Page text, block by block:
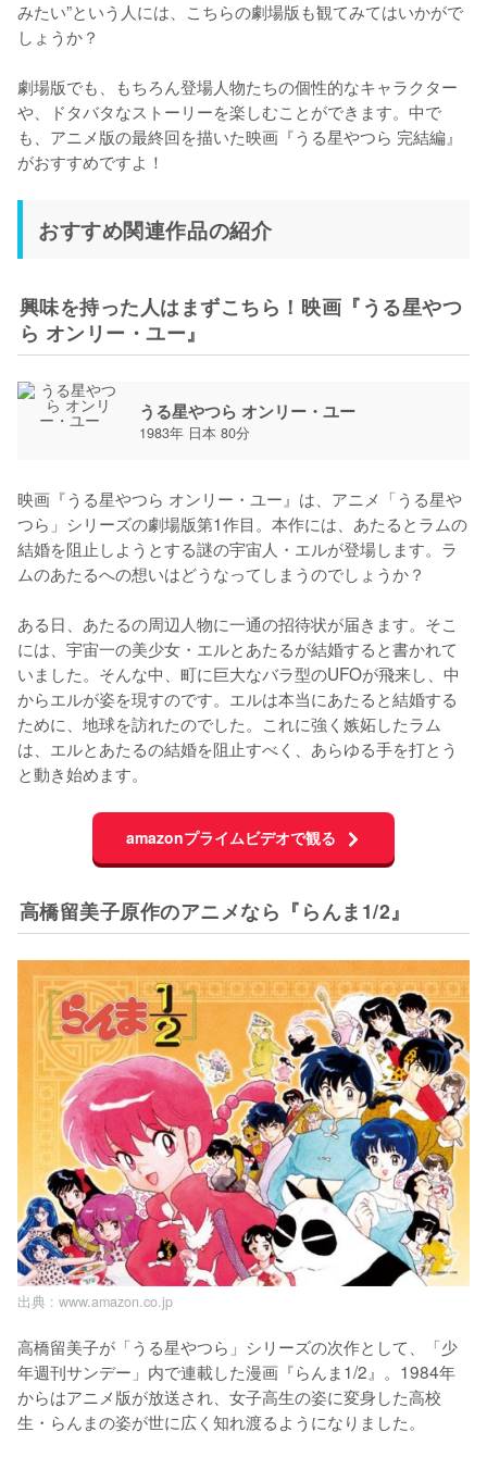
みたい”という人には、こちらの劇場版も観てみてはいかがで
しょうか？
劇場版でも、もちろん登場人物たちの個性的なキャラクター
や、ドタバタなストーリーを楽しむことができます。中で
も、アニメ版の最終回を描いた映画『うる星やつら 完結編』
がおすすめですよ！
おすすめ関連作品の紹介
興味を持った人はまずこちら！映画『うる星やつ
ら オンリー・ユー』
うる星やつら オンリー・ユー
1983年 日本 80分
映画『うる星やつら オンリー・ユー』は、アニメ「うる星や
つら」シリーズの劇場版第1作目。本作には、あたるとラムの
結婚を阻止しようとする謎の宇宙人・エルが登場します。ラ
ムのあたるへの想いはどうなってしまうのでしょうか？
ある日、あたるの周辺人物に一通の招待状が届きます。そこ
には、宇宙一の美少女・エルとあたるが結婚すると書かれて
いました。そんな中、町に巨大なバラ型のUFOが飛来し、中
からエルが姿を現すのです。エルは本当にあたると結婚する
ために、地球を訪れたのでした。これに強く嫉妬したラム
は、エルとあたるの結婚を阻止すべく、あらゆる手を打とう
と動き始めます。
amazonプライムビデオで観る
高橋留美子原作のアニメなら『らんま1/2』
出典 : www.amazon.co.jp
高橋留美子が「うる星やつら」シリーズの次作として、「少
年週刊サンデー」内で連載した漫画『らんま1/2』。1984年
からはアニメ版が放送され、女子高生の姿に変身した高校
生・らんまの姿が世に広く知れ渡るようになりました。